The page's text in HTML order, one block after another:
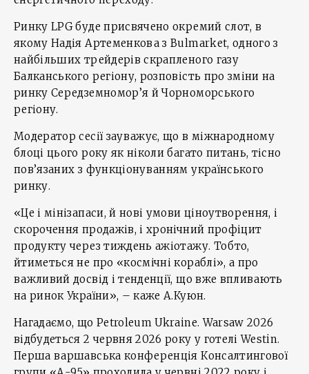
Ринку LPG буде присвячено окремий слот, в
якому Надія Артеменкова з Bulmarket, одного з
найбільших трейдерів скрапленого газу
Балканського регіону, розповість про зміни на
ринку Середземномор’я й Чорноморського
регіону.
Модератор сесії зауважує, що в міжнародному
блоці цього року як ніколи багато питань, тісно
пов’язаних з функціонуванням українського
ринку.
«Це і мінізапаси, й нові умови ціноутворення, і
скорочення продажів, і хронічний профіцит
продукту через тиждень ажіотажу. Тобто,
йтиметься не про «космічні кораблі», а про
важливий досвід і тенденції, що вже впливають
на ринок України», – каже А.Куюн.
Нагадаємо, що Petroleum Ukraine. Warsaw 2026
відбудеться 2 червня 2026 року у готелі Westin.
Перша варшавська конференція Консалтингової